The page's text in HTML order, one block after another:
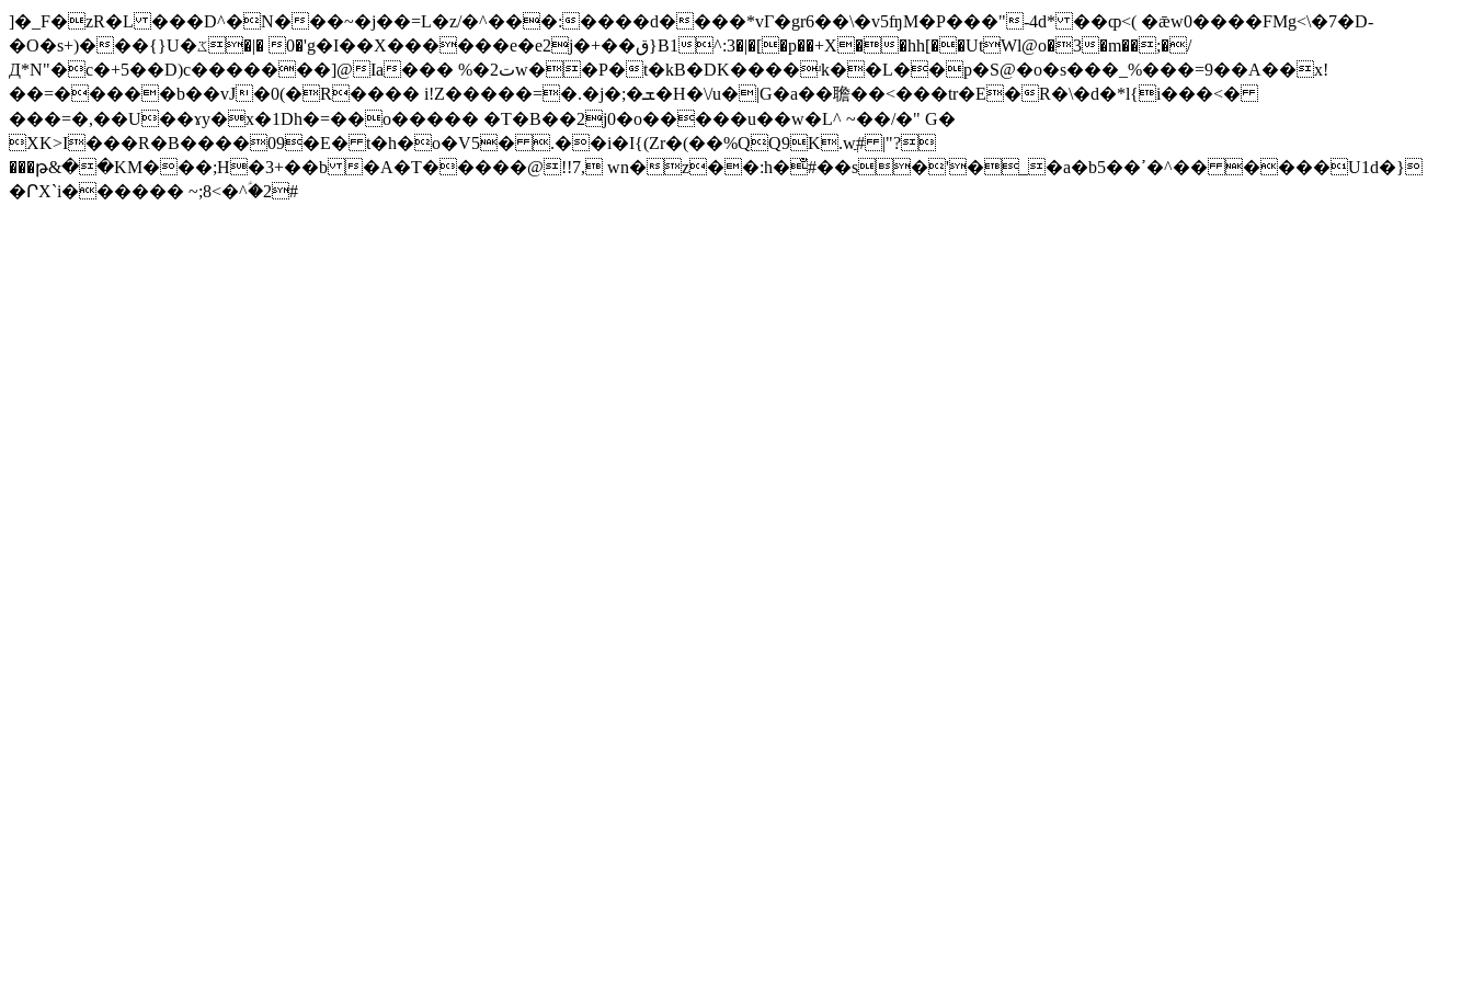
]�_F�zR�L ���D^�N���~�j��=L�z/�^���:����d����*vГ�gr6��\�v5ʩM�P���"-4d* ��ȹ<( �ǣw0����FMg<\�7�D-
�O�s+)���{}U�ػ�|� 0�'g�I��X������e�e2j�+��ق}B1^:3�|�[�p��+X��hh[��UtWl@o�3�m��;�/
Д*N"�c�+5��D)c�������]@Ia��� %�2تw��P�t�kB�DK����ʴk��L��p�S@�o�s���_%���=9��A��x!
��=�����b��vJ�0(�R���� i!Z�����=�.�j�;�ܫ�H�\/u�|G�a��聸��<���tr�E�R�\�d�*l{i���<�
���=�,��U��ɤy�x�1Dh�=��o����� �T�B��2j0�o�����u��w�L^ ~��/�" G�
XK>I���R�B����09�E� t�h�o�V5� .��i�I{(Zr�(��%QQ9K.wֲ# |"?
���թ&��KM���;H�3+��b �A�T�����@!!7, wn�z��:h�̐#��s�'�_�a�b5��ߴ�^�� ����U1d�}
�ՐX`i������ ~;8<�^ؑ�2#